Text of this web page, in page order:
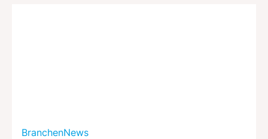
BranchenNews